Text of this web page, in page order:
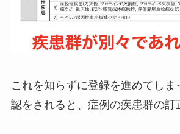
これを知らずに登録を進めてしま
認をされると、症例の疾患群の訂